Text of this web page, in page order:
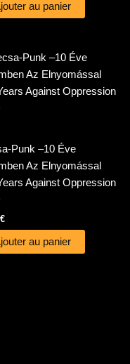
au panier
Punk –10 Éve
Az Elnyomással
Against Oppression
€
au panier